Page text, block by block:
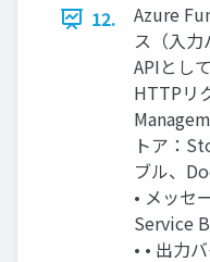
12.
Azure
ス（入
APIとし
HTTPリ
トア：
ブル、
• メッセ
Service
• • 出力